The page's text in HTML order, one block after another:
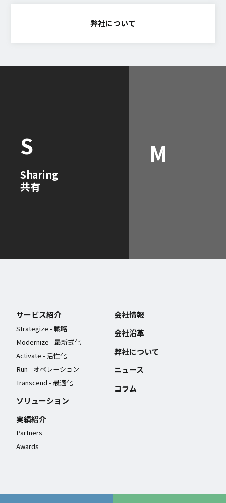
弊社について
S
Sharing
共有
M
サービス紹介
Strategize - 戦略
Modernize - 最新式化
Activate - 活性化
Run - オペレーション
Transcend - 最適化
ソリューション
実績紹介
Partners
Awards
会社情報
会社沿革
弊社について
ニュース
コラム